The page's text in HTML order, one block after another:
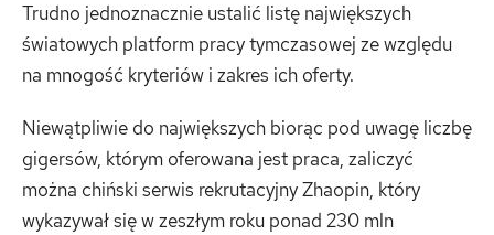
Trudno jednoznacznie ustalić listę największych
światowych platform pracy tymczasowej ze względu
na mnogość kryteriów i zakres ich oferty.
Niewątpliwie do największych biorąc pod uwagę liczbę
gigersów, którym oferowana jest praca, zaliczyć
można chiński serwis rekrutacyjny Zhaopin, który
wykazywał się w zeszłym roku ponad 230 mln